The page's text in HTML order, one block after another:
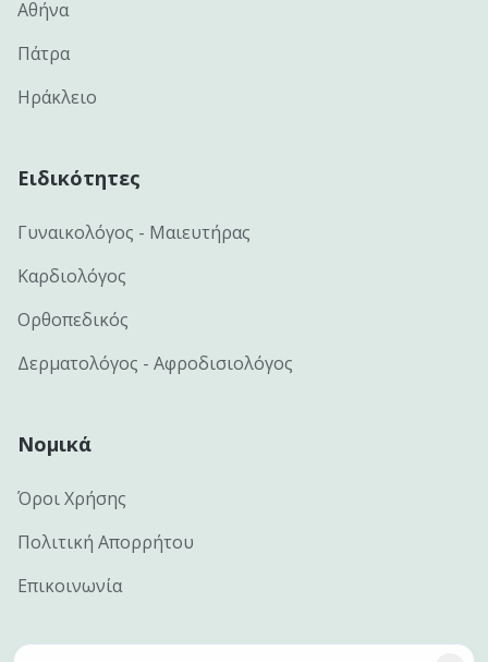
Αθήνα
Πάτρα
Ηράκλειο
Ειδικότητες
Γυναικολόγος - Μαιευτήρας
Καρδιολόγος
Ορθοπεδικός
Δερματολόγος - Αφροδισιολόγος
Νομικά
Όροι Χρήσης
Πολιτική Απορρήτου
Επικοινωνία